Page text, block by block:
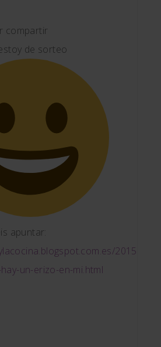
compartir
de sorteo
apuntar:
2015/06/
un-erizo-en-mi.html